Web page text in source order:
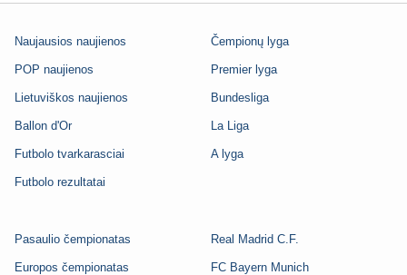
Naujausios naujienos
POP naujienos
Lietuviškos naujienos
Ballon d'Or
Futbolo tvarkarasciai
Futbolo rezultatai
Čempionų lyga
Premier lyga
Bundesliga
La Liga
A lyga
Pasaulio čempionatas
Europos čempionatas
Real Madrid C.F.
FC Bayern Munich